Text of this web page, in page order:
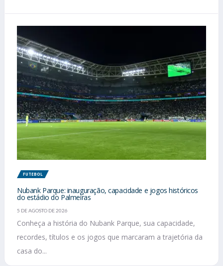
FUTEBOL
Nubank Parque: inauguração, capacidade e jogos históricos
do estádio do Palmeiras
5 DE AGOSTO DE 2026
Conheça a história do Nubank Parque, sua capacidade,
recordes, títulos e os jogos que marcaram a trajetória da
casa do...